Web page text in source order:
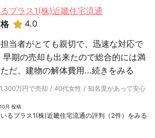
プラス1(株)近畿住宅流通
4.0
当者がとても親切で、迅速な対応で
早期の売却も出来たので総合的には満
だ、建物の解体費用...続きをみる
万円で売却 / 40代女性 / 知名度があって安心
月 投稿
るプラス1(株)近畿住宅流通の評判（2件）をみる